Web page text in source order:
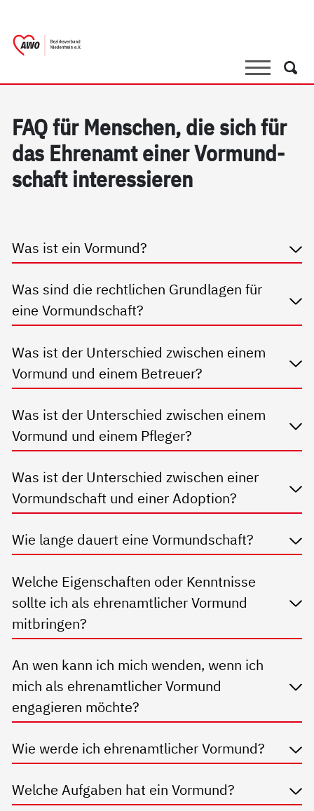
SucheSuche
FAQ für Men­schen, die sich für
das Eh­ren­amt ei­ner Vor­mund­
schaft in­ter­es­sie­ren
Was ist ein Vormund?
Was sind die rechtlichen Grundlagen für
eine Vormundschaft?
Was ist der Unterschied zwischen einem
Vormund und einem Betreuer?
Was ist der Unterschied zwischen einem
Vormund und einem Pfleger?
Was ist der Unterschied zwischen einer
Vormundschaft und einer Adoption?
Wie lange dauert eine Vormundschaft?
Welche Eigenschaften oder Kenntnisse
sollte ich als ehrenamtlicher Vormund
mitbringen?
An wen kann ich mich wenden, wenn ich
mich als ehrenamtlicher Vormund
engagieren möchte?
Wie werde ich ehrenamtlicher Vormund?
Welche Aufgaben hat ein Vormund?